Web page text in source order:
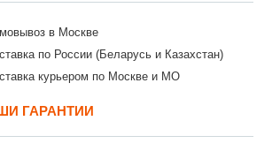
в Москве
по России (Беларусь и Казахстан)
курьером по Москве и МО
ГАРАНТИИ